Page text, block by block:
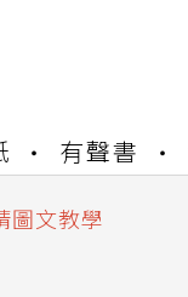
有聲書
圖文教學